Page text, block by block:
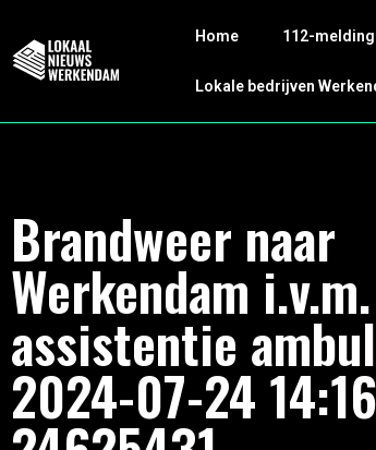
Home 112-
Lokale bedrijven
Brandweer naar
Werkendam
assistentie
2024-07-24